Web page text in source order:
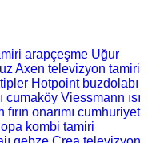
arapçeşme Uğur
Axen televizyon tamiri
Hotpoint buzdolabı
cumaköy Viessmann ısı
onarımı cumhuriyet
kombi tamiri